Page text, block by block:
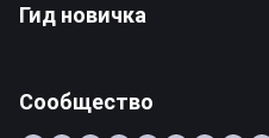
Гид новичка
Сообщество